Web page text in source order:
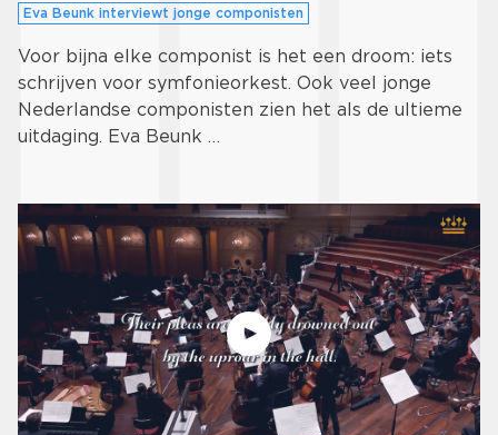
Eva Beunk interviewt jonge componisten
Voor bijna elke componist is het een droom: iets
schrijven voor symfonieorkest. Ook veel jonge
Nederlandse componisten zien het als de ultieme
uitdaging. Eva Beunk …